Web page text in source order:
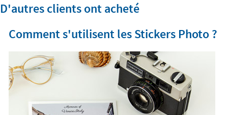
D'autres clients ont acheté
Comment s'utilisent les Stickers Photo ?